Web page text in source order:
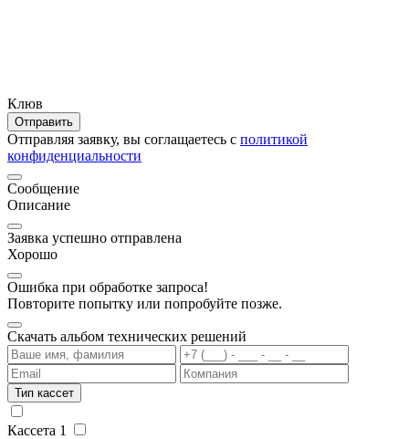
Клюв
Отправить
Отправляя заявку, вы соглащаетесь с политикой
конфиденциальности
Сообщение
Описание
Заявка успешно отправлена
Хорошо
Ошибка при обработке запроса!
Повторите попытку или попробуйте позже.
Скачать альбом технических решений
Тип кассет
Кассета 1